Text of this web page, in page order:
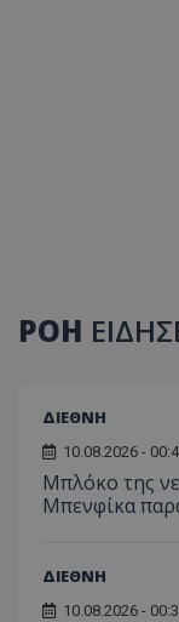
ΡΟΗ
ΔΙΕΘΝΗ
10.08.2026 -
Μπλόκο της
Μπενφίκα
ΔΙΕΘΝΗ
10.08.2026 -